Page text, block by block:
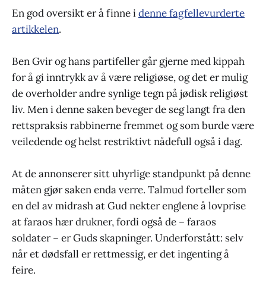
En god oversikt er å finne idenne fagfellevurderte
artikkelen.
Ben Gvir og hans partifeller går gjerne med kippah
for å gi inntrykk av å være religiøse, og det er mulig
de overholder andre synlige tegn på jødisk religiøst
liv. Men i denne saken beveger de seg langt fra den
rettspraksis rabbinerne fremmet og som burde være
veiledende og helst restriktivt nådefull også i dag.
At de annonserer sitt uhyrlige standpunkt på denne
måten gjør saken enda verre. Talmud forteller som
en del av midrash at Gud nekter englene å lovprise
at faraos hær drukner, fordi også de – faraos
soldater – er Guds skapninger. Underforstått: selv
når et dødsfall er rettmessig, er det ingenting å
feire.